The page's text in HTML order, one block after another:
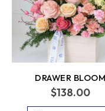
DRAWER BLOOM
$138.00